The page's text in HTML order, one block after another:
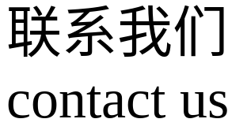
联系我们
contact us